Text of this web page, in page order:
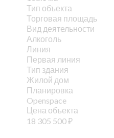
Тип объекта
Торговая площадь
Вид деятельности
Алкоголь
Линия
Первая линия
Тип здания
Жилой дом
Планировка
Openspace
Цена объекта
18 305 500₽